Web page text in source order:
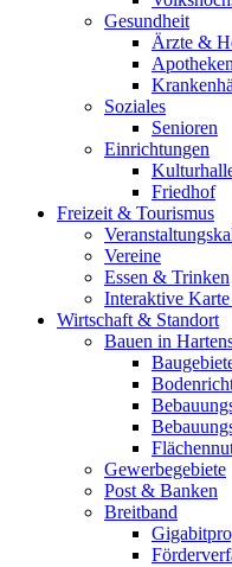
Gesundheit
Ärzte &
Apotheken
Soziales
Senioren
Einrichtungen
Friedhof
Freizeit & Tourismus
Vereine
Essen & Trinken
Interaktive
Wirtschaft & Standort
Bauen in
Gewerbegebiete
Post & Banken
Breitband